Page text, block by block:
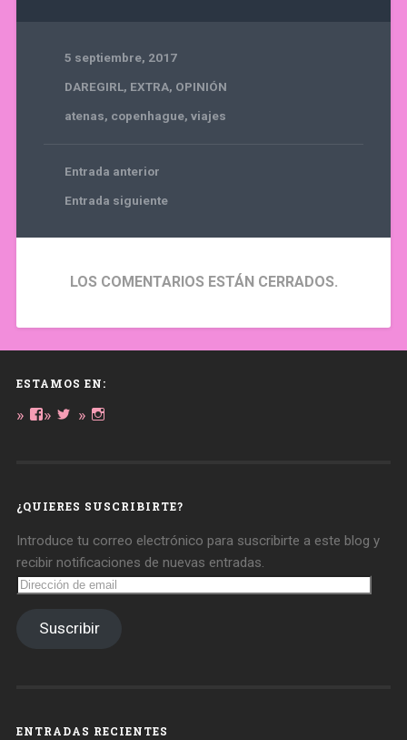
5 septiembre, 2017
DAREGIRL, EXTRA, OPINIÓN
atenas, copenhague, viajes
Entrada anterior
Entrada siguiente
LOS COMENTARIOS ESTÁN CERRADOS.
ESTAMOS EN:
Ver Ver
Ver
¿QUIERES SUSCRIBIRTE?
Introduce tu correo electrónico para suscribirte a este blog y
recibir notificaciones de nuevas entradas.
Dirección
de
Suscribir
ENTRADAS RECIENTES